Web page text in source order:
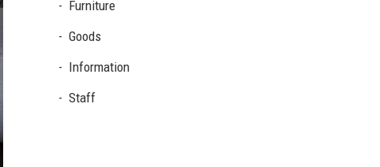
Furniture
Goods
Information
Staff